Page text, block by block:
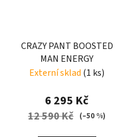
CRAZY PANT BOOSTED
MAN ENERGY
Externí sklad (1 ks)
6 295 Kč
12 590 Kč (–50 %)